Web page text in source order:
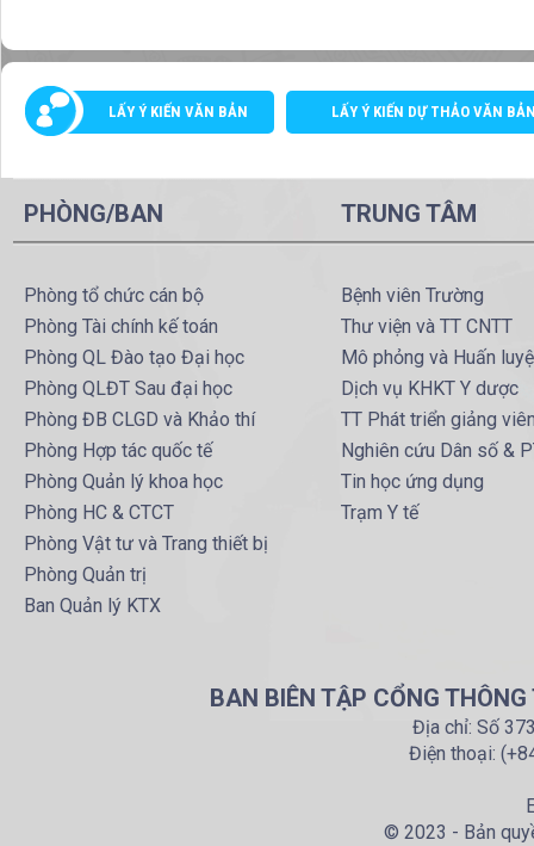
LẤY Ý KIẾN VĂN BẢN LẤY Ý KIẾN DỰ THẢO VĂN
PHÒNG/BAN
Phòng tổ chức cán bộ
Phòng Tài chính kế toán
Phòng QL Đào tạo Đại học
Phòng QLĐT Sau đại học
Phòng ĐB CLGD và Khảo thí
Phòng Hợp tác quốc tế
Phòng Quản lý khoa học
Phòng HC & CTCT
Phòng Vật tư và Trang thiết bị
Phòng Quản trị
Ban Quản lý KTX
TRUNG TÂM
Bệnh viên Trường
Thư viện và TT CNTT
Mô phỏng và Huấn
Dịch vụ KHKT Y dược
TT Phát triển giảng
Nghiên cứu Dân số &
Tin học ứng dụng
Trạm Y tế
BAN BIÊN TẬP CỔNG
Địa chỉ: Số
Điện thoại:
© 2023 - Bản